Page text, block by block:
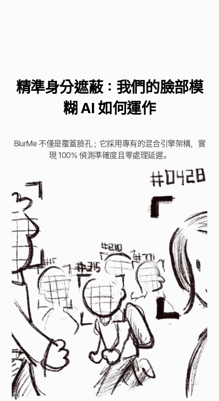
精準身分遮蔽：我們的臉部模
糊 AI 如何運作
BlurMe 不僅是覆蓋臉孔；它採用專有的混合引擎架構，實
現 100% 偵測準確度且零處理延遲。